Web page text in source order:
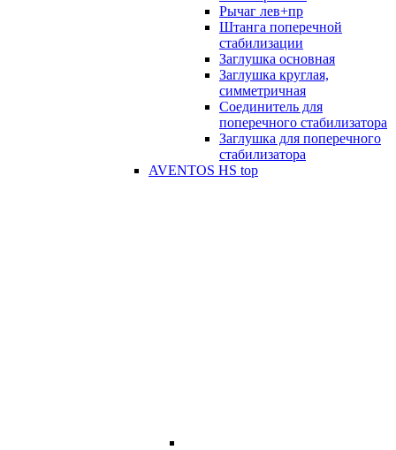
Рычаг лев+пр
Штанга поперечной
стабилизации
Заглушка основная
Заглушка круглая,
симметричная
Соединитель для
поперечного стабилизатора
Заглушка для поперечного
стабилизатора
AVENTOS HS top